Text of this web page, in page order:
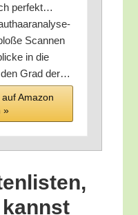
perfekt…
Scan­nen
in die
Grad der…
Ama­zon
»